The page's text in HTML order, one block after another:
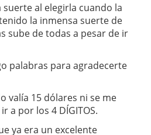
al elegirla cuando la
la inmensa suerte de
sube de todas a pesar de ir
palabras para agradecerte
valía 15 dólares ni se me
a por los 4 DÍGITOS.
ya era un excelente